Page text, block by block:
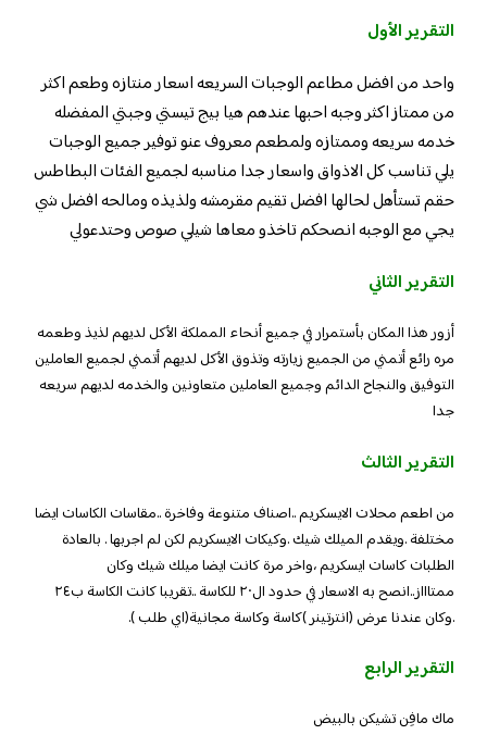
التقرير الأول
واحد من افضل مطاعم الوجبات السريعه اسعار منتازه وطعم اكثر
من ممتاز اكثر وجبه احبها عندهم هيا بيج تيستي وجبتي المفضله
خدمه سريعه وممتازه ولمطعم معروف عنو توفير جميع الوجبات
يلي تناسب كل الاذواق واسعار جدا مناسبه لجميع الفئات البطاطس
حقم تستأهل لحالها افضل تقيم مقرمشه ولذيذه ومالحه افضل شي
يجي مع الوجبه انصحكم تاخذو معاها شيلي صوص وحتدعولي
التقرير الثاني
أزور هذا المكان بأستمرار في جميع أنحاء المملكة الأكل لديهم لذيذ وطعمه
مره رائع أتمني من الجميع زيارته وتذوق الأكل لديهم أتمني لجميع العاملين
التوفيق والنجاح الدائم وجميع العاملين متعاونين والخدمه لديهم سريعه
جدا
التقرير الثالث
من اطعم محلات الايسكريم ..اصناف متنوعة وفاخرة ..مقاسات الكاسات ايضا
مختلفة .ويقدم الميلك شيك .وكيكات الايسكريم لكن لم اجربها . بالعادة
الطلبات كاسات ايسكريم ،واخر مرة كانت ايضا ميلك شيك وكان
ممتاااز..انصح به الاسعار في حدود ال٢٠ للكاسة ..تقريبا كانت الكاسة ب٢٤
.وكان عندنا عرض (انترتينر )كاسة وكاسة مجانية(اي طلب ).
التقرير الرابع
ماك مافِن تشيكن بالبيض